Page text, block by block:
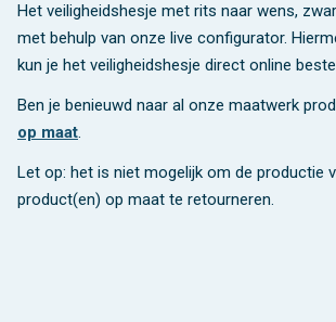
Het veiligheidshesje met rits naar wens,
met behulp van onze live configurator.
kun je het veiligheidshesje direct online
Ben je benieuwd naar al onze maatwerk
op maat.
Let op: het is niet mogelijk om de productie
product(en) op maat te retourneren.